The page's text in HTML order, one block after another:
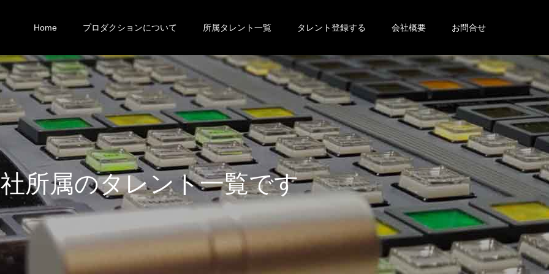
Home プロダクションについて 所属タレント一覧 タレント登録する 会社概要 お問合せ
所属のタレント一覧です。